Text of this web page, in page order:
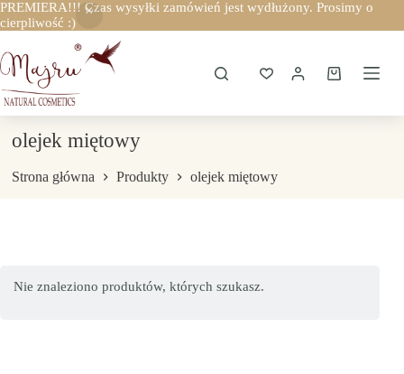
PREMIERA!!! Czas wysyłki zamówień jest wydłużony. Prosimy o
cierpliwość :)
do
treści
Koszyk
olejek miętowy
Strona główna Produkty olejek miętowy
Nie znaleziono produktów, których szukasz.